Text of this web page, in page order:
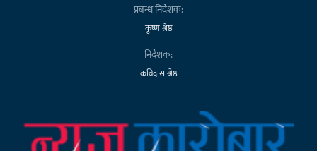
प्रबन्ध निर्देशक:
कृष्ण श्रेष्ठ
निर्देशक:
कविदास श्रेष्ठ